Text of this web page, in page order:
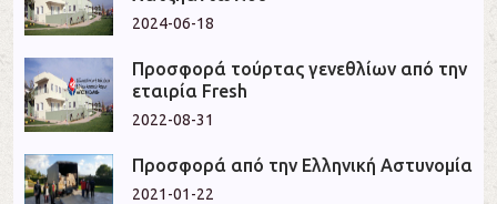
2024-06-18
Προσφορά τούρτας γενεθλίων από την
εταιρία Fresh
2022-08-31
Προσφορά από την Ελληνική Αστυνομία
2021-01-22